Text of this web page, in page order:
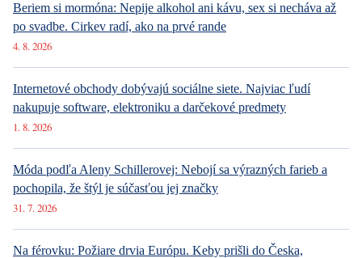
Beriem si mormóna: Nepije alkohol ani kávu, sex si necháva až
po svadbe. Cirkev radí, ako na prvé rande
4. 8. 2026
Internetové obchody dobývajú sociálne siete. Najviac ľudí
nakupuje software, elektroniku a darčekové predmety
1. 8. 2026
Móda podľa Aleny Schillerovej: Nebojí sa výrazných farieb a
pochopila, že štýl je súčasťou jej značky
31. 7. 2026
Na férovku: Požiare drvia Európu. Keby prišli do Česka,